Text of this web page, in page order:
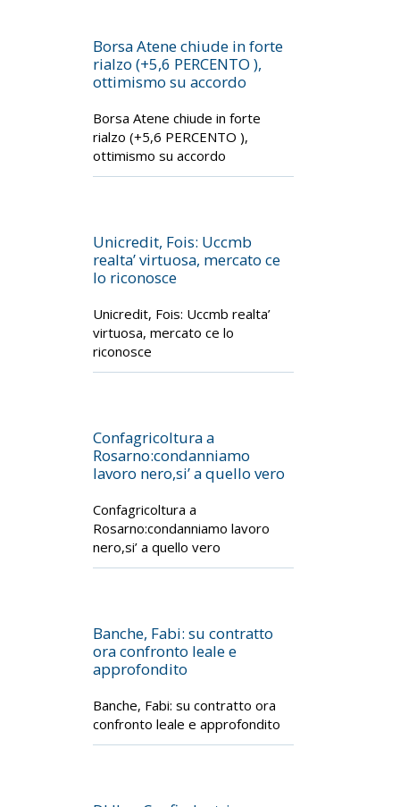
Borsa Atene chiude in forte
rialzo (+5,6 PERCENTO ),
ottimismo su accordo
Borsa Atene chiude in forte
rialzo (+5,6 PERCENTO ),
ottimismo su accordo
Unicredit, Fois: Uccmb
realta’ virtuosa, mercato ce
lo riconosce
Unicredit, Fois: Uccmb realta’
virtuosa, mercato ce lo
riconosce
Confagricoltura a
Rosarno:condanniamo
lavoro nero,si’ a quello vero
Confagricoltura a
Rosarno:condanniamo lavoro
nero,si’ a quello vero
Banche, Fabi: su contratto
ora confronto leale e
approfondito
Banche, Fabi: su contratto ora
confronto leale e approfondito